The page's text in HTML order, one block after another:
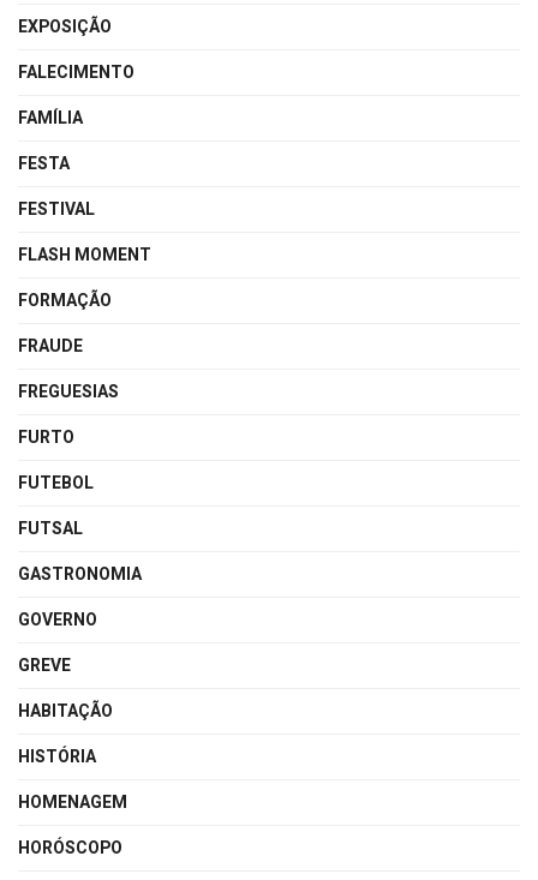
EXPOSIÇÃO
FALECIMENTO
FAMÍLIA
FESTA
FESTIVAL
FLASH MOMENT
FORMAÇÃO
FRAUDE
FREGUESIAS
FURTO
FUTEBOL
FUTSAL
GASTRONOMIA
GOVERNO
GREVE
HABITAÇÃO
HISTÓRIA
HOMENAGEM
HORÓSCOPO